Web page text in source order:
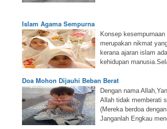
Islam Agama Sempurna
Konsep
merupakan nikmat
kerana ajaran islam
kehidupan
Doa Mohon Dijauhi Beban Berat
Dengan nama
Allah tidak memberati
(Mereka berdoa
Janganlah Engkau